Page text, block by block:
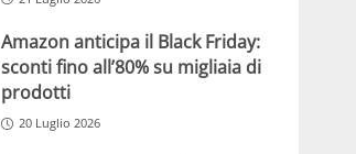
Amazon anticipa il Black Friday:
sconti fino all’80% su migliaia di
prodotti
20 Luglio 2026